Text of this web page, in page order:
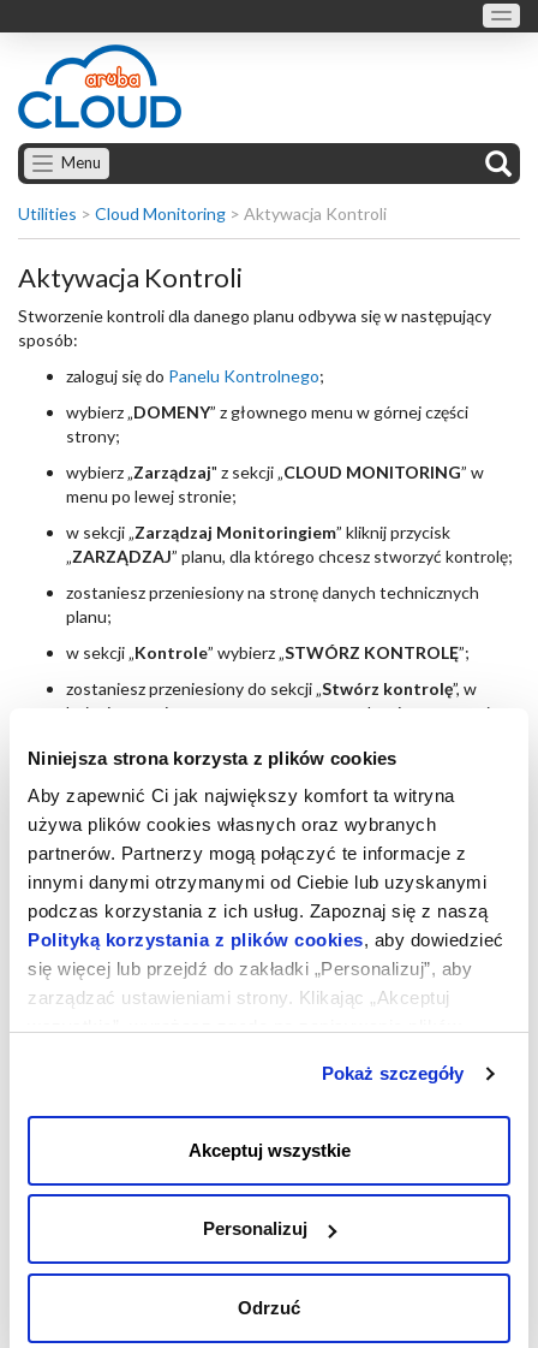
Niniejsza strona korzysta z plików cookies
Aby zapewnić Ci jak największy komfort ta witryna
używa plików cookies własnych oraz wybranych
partnerów. Partnerzy mogą połączyć te informacje z
innymi danymi otrzymanymi od Ciebie lub uzyskanymi
podczas korzystania z ich usług. Zapoznaj się z naszą
Polityką korzystania z plików cookies, aby dowiedzieć
się więcej lub przejdź do zakładki „Personalizuj”, aby
zarządzać ustawieniami strony. Klikając „Akceptuj
akceptujesz przechowywanie tylko niezbędnych plików
cookies.
Pokaż szczegóły
Akceptuj wszystkie
Personalizuj
Odrzuć
Menu
Utilities > Cloud Monitoring > Aktywacja Kontroli
Aktywacja Kontroli
Stworzenie kontroli dla danego planu odbywa się w następujący
sposób:
zaloguj się do Panelu Kontrolnego;
wybierz „DOMENY” z głownego menu w górnej części
strony;
wybierz „Zarządzaj" z sekcji „CLOUD MONITORING” w
menu po lewej stronie;
w sekcji „Zarządzaj Monitoringiem” kliknij przycisk
„ZARZĄDZAJ” planu, dla którego chcesz stworzyć kontrolę;
zostaniesz przeniesiony na stronę danych technicznych
planu;
w sekcji „Kontrole” wybierz „STWÓRZ KONTROLĘ”;
zostaniesz przeniesiony do sekcji „Stwórz kontrolę”, w
której zostaniesz poproszony o wprowadzenie parametrów,
1 - Nazwa nowej kontroli
3 - Region
4 - Częstotliwość kontrol
6 - Niepowodzenia przed wysłaniem powiadomienia
KONTROLĘ”, znajdujący się na dole strony.